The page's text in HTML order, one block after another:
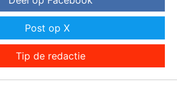
Post op X
Tip de redactie